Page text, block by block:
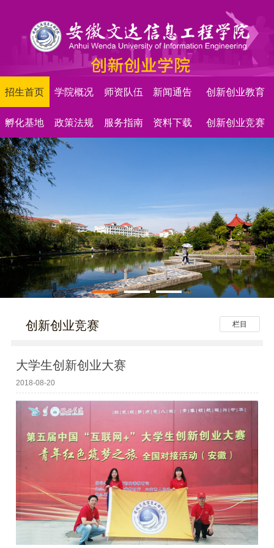
招生首页 学院概况 师资队伍 新闻通告 创新创业教育
孵化基地 政策法规 服务指南 资料下载 创新创业竞赛
栏目
创新创业竞赛
大学生创新创业大赛
2018-08-20